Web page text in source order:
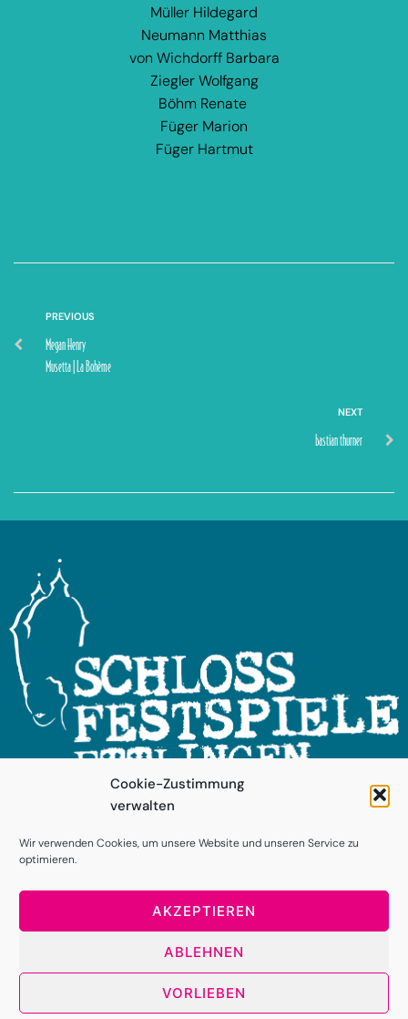
Cookie-Zustimmung
verwalten
Wir verwenden Cookies, um unsere Website und unseren Service zu
optimieren.
AKZEPTIEREN
ABLEHNEN
VORLIEBEN
Müller Hildegard
Neumann Matthias
von Wichdorff Barbara
Ziegler Wolfgang
Böhm Renate
Füger Marion
Füger Hartmut
PREVIOUS
Megan Henry
Musetta | La Bohème
NEXT
bastian thurner
FOLGEN SIE UNS!